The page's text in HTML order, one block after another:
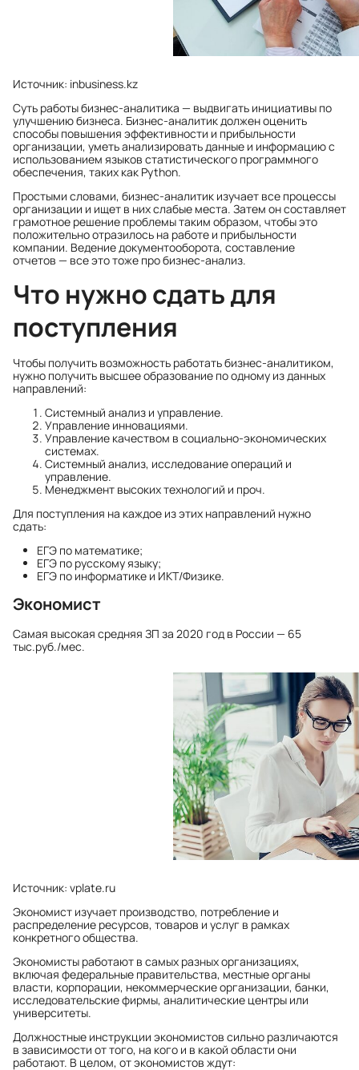
Источник: inbusiness.kz
Суть работы бизнес-аналитика — выдвигать инициативы по
улучшению бизнеса. Бизнес-аналитик должен оценить
способы повышения эффективности и прибыльности
организации, уметь анализировать данные и информацию с
использованием языков статистического программного
обеспечения, таких как Python.
Простыми словами, бизнес-аналитик изучает все процессы
организации и ищет в них слабые места. Затем он составляет
грамотное решение проблемы таким образом, чтобы это
положительно отразилось на работе и прибыльности
компании. Ведение документооборота, составление
отчетов — все это тоже про бизнес-анализ.
Что нужно сдать для
поступления
Чтобы получить возможность работать бизнес-аналитиком,
нужно получить высшее образование по одному из данных
направлений:
Системный анализ и управление.
Управление инновациями.
Управление качеством в социально-экономических
системах.
Системный анализ, исследование операций и
управление.
Менеджмент высоких технологий и проч.
Для поступления на каждое из этих направлений нужно
сдать:
ЕГЭ по математике;
ЕГЭ по русскому языку;
ЕГЭ по информатике и ИКТ/Физике.
Экономист
Самая высокая средняя ЗП за 2020 год в России — 65
тыс.руб./мес.
Источник: vplate.ru
Экономист изучает производство, потребление и
распределение ресурсов, товаров и услуг в рамках
конкретного общества.
Экономисты работают в самых разных организациях,
включая федеральные правительства, местные органы
власти, корпорации, некоммерческие организации, банки,
исследовательские фирмы, аналитические центры или
университеты.
Должностные инструкции экономистов сильно различаются
в зависимости от того, на кого и в какой области они
работают. В целом, от экономистов ждут: